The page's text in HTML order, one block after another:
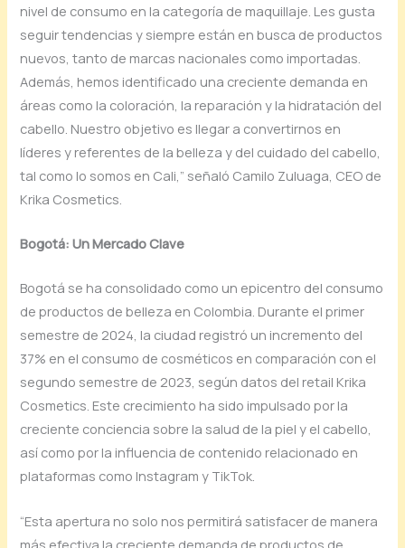
nivel de consumo en la categoría de maquillaje. Les gusta
seguir tendencias y siempre están en busca de productos
nuevos, tanto de marcas nacionales como importadas.
Además, hemos identificado una creciente demanda en
áreas como la coloración, la reparación y la hidratación del
cabello. Nuestro objetivo es llegar a convertirnos en
líderes y referentes de la belleza y del cuidado del cabello,
tal como lo somos en Cali,” señaló Camilo Zuluaga, CEO de
Krika Cosmetics.
Bogotá: Un Mercado Clave
Bogotá se ha consolidado como un epicentro del consumo
de productos de belleza en Colombia. Durante el primer
semestre de 2024, la ciudad registró un incremento del
37% en el consumo de cosméticos en comparación con el
segundo semestre de 2023, según datos del retail Krika
Cosmetics. Este crecimiento ha sido impulsado por la
creciente conciencia sobre la salud de la piel y el cabello,
así como por la influencia de contenido relacionado en
plataformas como Instagram y TikTok.
“Esta apertura no solo nos permitirá satisfacer de manera
más efectiva la creciente demanda de productos de